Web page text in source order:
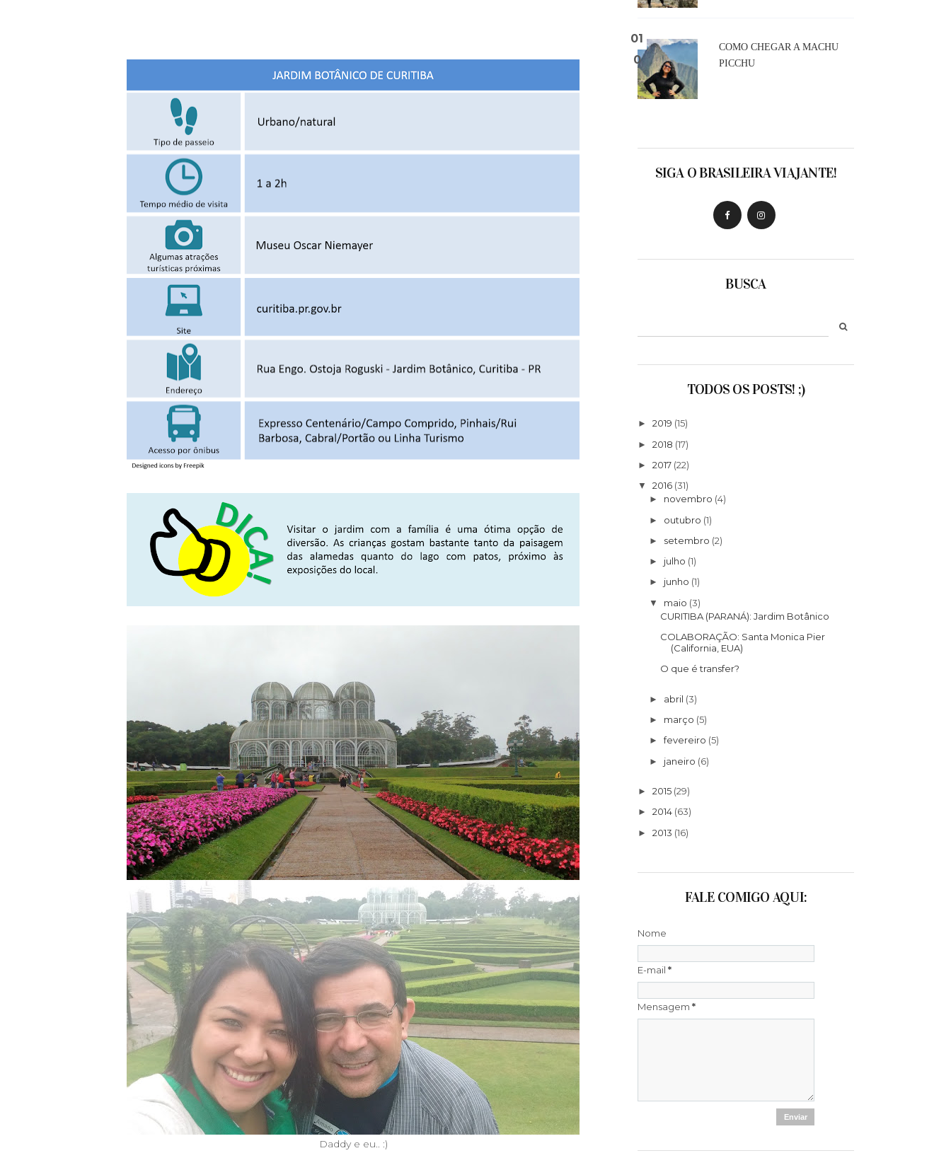
Daddy e eu.. :)
COMO CHEGAR A MACHU
PICCHU
SIGA O BRASILEIRA VIAJANTE!
BUSCA
TODOS OS POSTS! ;)
► 2019 (15)
► 2018 (17)
► 2017 (22)
▼ 2016 (31)
► novembro (4)
► outubro (1)
► setembro (2)
► julho (1)
► junho (1)
▼ maio (3)
CURITIBA (PARANÁ): Jardim Botânico
COLABORAÇÃO: Santa Monica Pier
(California, EUA)
O que é transfer?
► abril (3)
► março (5)
►fevereiro (5)
► janeiro (6)
► 2015 (29)
► 2014 (63)
► 2013 (16)
FALE COMIGO AQUI:
Nome
E-mail *
Mensagem *